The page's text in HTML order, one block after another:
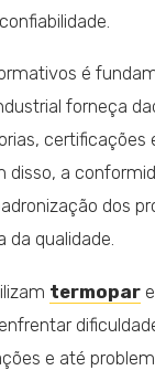
é
forneça
certificações
disso, a
dos
da qualidade.
termopar
e até